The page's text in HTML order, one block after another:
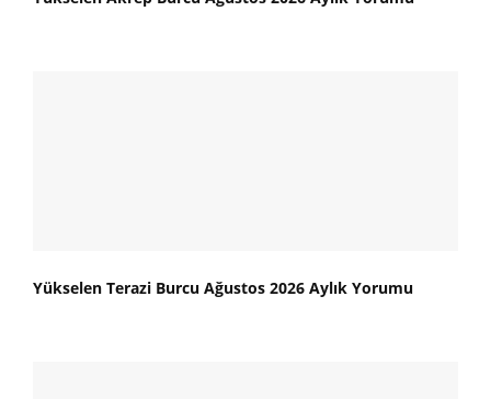
Yükselen Terazi Burcu Ağustos 2026 Aylık Yorumu